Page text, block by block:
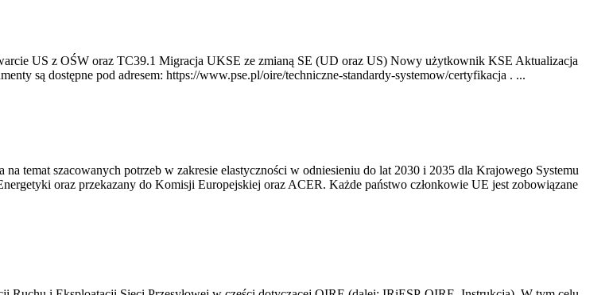
US z OŚW oraz TC39.1 Migracja UKSE ze zmianą SE (UD oraz US) Nowy użytkownik KSE Aktualizacja
są dostępne pod adresem: https://www.pse.pl/oire/techniczne-standardy-systemow/certyfikacja . ...
temat szacowanych potrzeb w zakresie elastyczności w odniesieniu do lat 2030 i 2035 dla Krajowego Systemu
oraz przekazany do Komisji Europejskiej oraz ACER. Każde państwo członkowie UE jest zobowiązane